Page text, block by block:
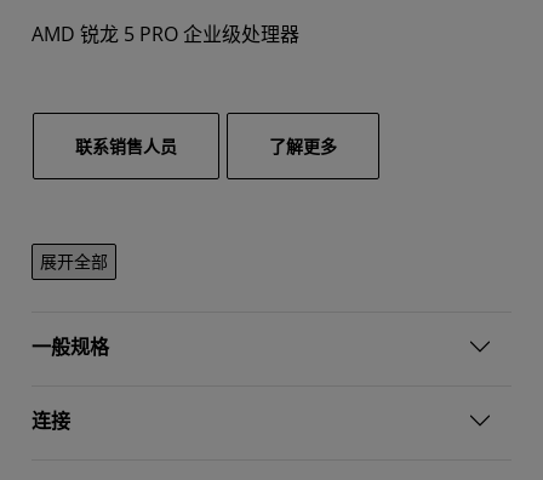
AMD 锐龙 5 PRO 企业级处理器
联系销售人员 了解更多
展开全部
一般规格
连接